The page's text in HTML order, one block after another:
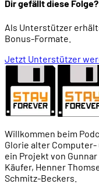
Dir gefällt diese Folge?
Als Unterstützer
Bonus-Formate.
Jetzt Unterstützer
Willkommen beim
Glorie alter
ein Projekt von
Käufer, Henner
Schmitz-Beckers.